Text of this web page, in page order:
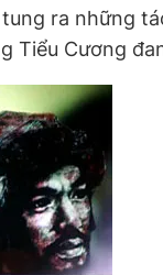
ra những
Tiểu Cương